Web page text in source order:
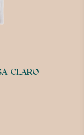
CLARO